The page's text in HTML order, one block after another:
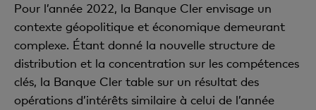
Pour l’année 2022, la Banque Cler envisage un
contexte géopolitique et économique demeurant
complexe. Étant donné la nouvelle structure de
distribution et la concentration sur les compétences
clés, la Banque Cler table sur un résultat des
opérations d’intérêts similaire à celui de l’année